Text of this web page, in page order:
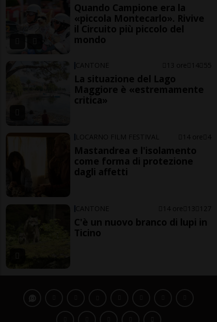
Quando Campione era la
«piccola Montecarlo». Rivive
il Circuito più piccolo del
mondo
CANTONE 13 ore 14 55
La situazione del Lago
Maggiore è «estremamente
critica»
LOCARNO FILM FESTIVAL 14 ore 4
Mastandrea e l'isolamento
come forma di protezione
dagli affetti
CANTONE 14 ore 13 127
C'è un nuovo branco di lupi in
Ticino